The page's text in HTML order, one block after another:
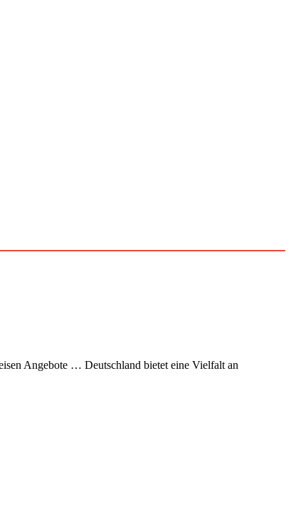
Angebote … Deutschland bietet eine Vielfalt an